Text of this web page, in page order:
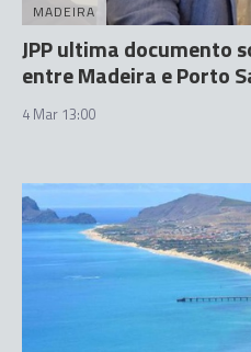
MADEIRA
JPP ultima documento
entre Madeira e Porto
4 Mar 13:00